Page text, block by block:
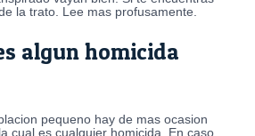
la trato. Lee mas profusamente.
algun homicida
pequeno hay de mas ocasion
cual es cualquier homicida. En caso